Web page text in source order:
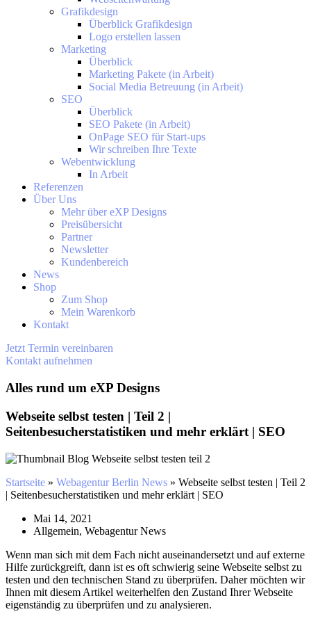
Grafikdesign
Überblick Grafikdesign
Logo erstellen lassen
Marketing
Überblick
Marketing Pakete (in Arbeit)
Social Media Betreuung (in Arbeit)
SEO
Überblick
SEO Pakete (in Arbeit)
OnPage SEO für Start-ups
Wir schreiben Ihre Texte
Webentwicklung
In Arbeit
Referenzen
Über Uns
Mehr über eXP Designs
Preisübersicht
Partner
Newsletter
Kundenbereich
News
Shop
Zum Shop
Mein Warenkorb
Kontakt
Jetzt Termin vereinbaren
Kontakt aufnehmen
Alles rund um eXP Designs
Webseite selbst testen | Teil 2 |
Seitenbesucherstatistiken und mehr erklärt | SEO
Startseite » Webagentur Berlin News » Webseite selbst testen | Teil 2
| Seitenbesucherstatistiken und mehr erklärt | SEO
Mai 14, 2021
Allgemein, Webagentur News
Wenn man sich mit dem Fach nicht auseinandersetzt und auf externe
Hilfe zurückgreift, dann ist es oft schwierig seine Webseite selbst zu
testen und den technischen Stand zu überprüfen. Daher möchten wir
Ihnen mit diesem Artikel weiterhelfen den Zustand Ihrer Webseite
eigenständig zu überprüfen und zu analysieren.